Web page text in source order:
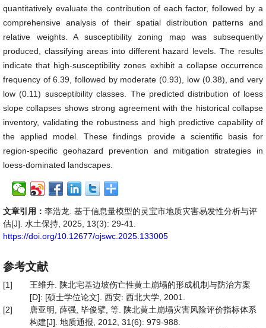
quantitatively evaluate the contribution of each factor, followed by a
comprehensive analysis of their spatial distribution patterns and
relative weights. A susceptibility zoning map was subsequently
produced, classifying areas into different hazard levels. The results
indicate that high-susceptibility zones exhibit a collapse occurrence
frequency of 6.39, followed by moderate (0.93), low (0.38), and very
low (0.11) susceptibility classes. The predicted distribution of loess
slope collapses shows strong agreement with the historical collapse
inventory, validating the robustness and high predictive capability of
the applied model. These findings provide a scientific basis for
region-specific geohazard prevention and mitigation strategies in
loess-dominated landscapes.
文章引用： 李浩龙. 基于信息量模型的灵宝市地质灾害易发性分析与评
估[J]. 水土保持, 2025, 13(3): 29-41.
https://doi.org/10.12677/ojswc.2025.133005
参考文献
[1]
王维升. 陕北宅基边坡伤亡性黄土崩塌的形成机制与防治方案
[D]: [硕士学位论文]. 西安: 西北大学, 2001.
[2]
唐亚明, 薛强, 毕俊擘, 等. 陕北黄土崩塌灾害风险评价指标体系
构建[J]. 地质通报, 2012, 31(6): 979-988.